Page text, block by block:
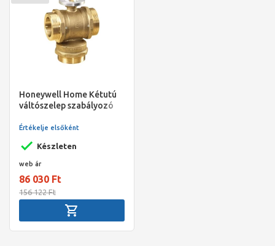
Honeywell Home Kétutú
váltószelep szabályozó
DN32,G2",kvs=16
Készleten
Értékelje elsőként
web ár
86 030 Ft
156 122 Ft